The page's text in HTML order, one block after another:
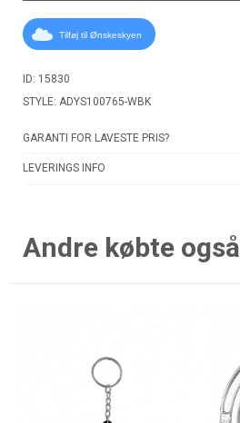
Tilføj til Ønskeskyen
ID: 15830
STYLE: ADYS100765-WBK
GARANTI FOR LAVESTE PRIS?
LEVERINGS INFO
Andre købte også